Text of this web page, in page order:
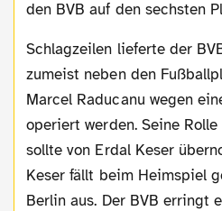
den BVB auf den sechsten
Schlagzeilen lieferte der BVB zu dieser Zeit doch
zumeist neben den
Marcel Raducanu wegen
operiert werden. Seine
sollte von Erdal Keser
Keser fällt beim Heimspiel
Berlin aus. Der BVB erringt